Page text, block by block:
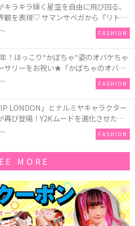
キラキラ輝く星空を自由に飛び回る、
観を表現♡ サマンサベガから『リトル
ズ』50周年アニバーサリーイヤー』を
FASHION
！ほっこり“かぼちゃ“姿のオバケちゃ
サリーをお祝い★「かぼちゃのオバケ
リー」が新発売！Q-pot CAFE.では
オバケーキプレート」も登場
FASHION
LONDON」とナルミヤキャラクター
再び登場！Y2Kムードを進化させた新
ンを発売♪
FASHION
MORE